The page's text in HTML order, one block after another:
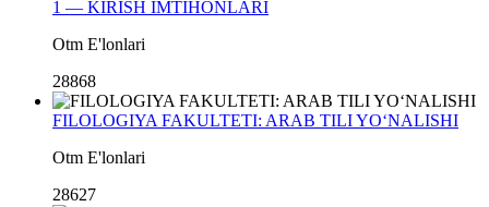
1 — KIRISH IMTIHONLARI
Otm E'lonlari
28868
FILOLOGIYA FAKULTETI: ARAB TILI YO‘NALISHI
Otm E'lonlari
28627